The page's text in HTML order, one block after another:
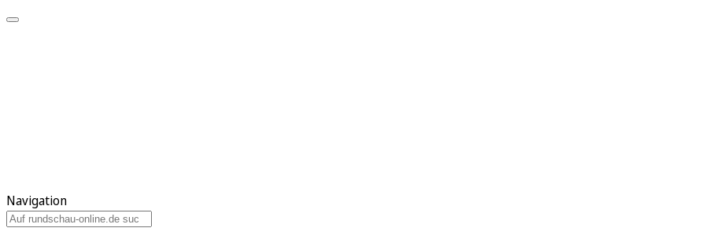
Navigation